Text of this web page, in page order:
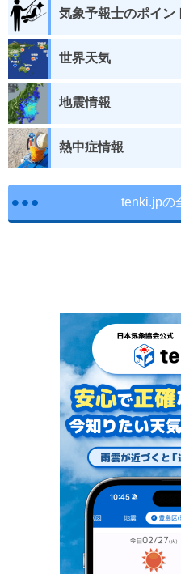
気象予報士のポイン
世界天気
地震情報
熱中症情報
tenki.jpの